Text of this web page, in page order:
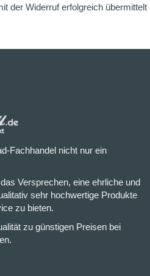
der Widerruf erfolgreich übermittelt
Fachhandel nicht nur ein
Versprechen, eine ehrliche und
sehr hochwertige Produkte
zu bieten.
zu günstigen Preisen bei